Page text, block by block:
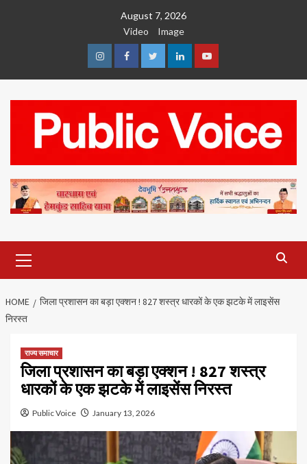
August 7, 2026
Video
Image
InstagramFacebookTwitterLinkedinYoutube
Menu
HOME
जिला प्रशासन का बड़ा एक्शन ! 827 शस्त्र धारकों के एक झटके में लाइसेंस
निरस्त
राज्य समाचार
जिला प्रशासन का बड़ा एक्शन ! 827 शस्त्र
धारकों के एक झटके में लाइसेंस निरस्त
Public Voice January 13, 2026